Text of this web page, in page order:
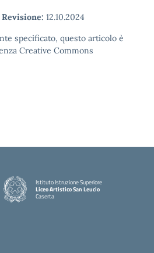
Revisione: 12.10.2024
specificato, questo articolo è
Creative Commons
Istituto Istruzione Superiore
Liceo Artistico San Leucio
Caserta